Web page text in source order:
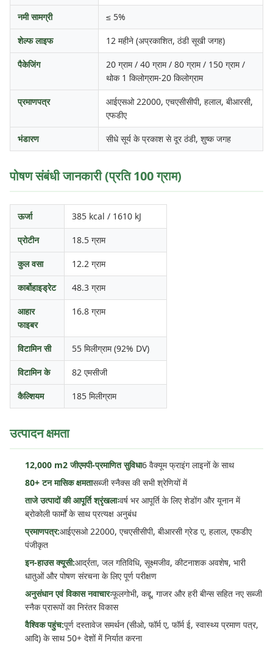
नमी सामग्री ≤ 5%
शेल्फ लाइफ 12 महीने (अप्रकाशित, ठंडी सूखी जगह)
पैकेजिंग
20 ग्राम / 40 ग्राम / 80 ग्राम / 150 ग्राम /
थोक 1 किलोग्राम-20 किलोग्राम
प्रमाणपत्र
आईएसओ 22000, एचएसीसीपी, हलाल, बीआरसी,
एफडीए
भंडारण सीधे सूर्य के प्रकाश से दूर ठंडी, शुष्क जगह
पोषण संबंधी जानकारी (प्रति 100 ग्राम)
ऊर्जा 385 kcal / 1610 kJ
प्रोटीन 18.5 ग्राम
कुल वसा 12.2 ग्राम
कार्बोहाइड्रेट 48.3 ग्राम
आहार
फाइबर
16.8 ग्राम
विटामिन सी 55 मिलीग्राम (92% DV)
विटामिन के 82 एमसीजी
कैल्शियम 185 मिलीग्राम
उत्पादन क्षमता
12,000 m2 जीएमपी-प्रमाणित सुविधा6 वैक्यूम फ्राइंग लाइनों के साथ
80+ टन मासिक क्षमतासब्जी स्नैक्स की सभी श्रेणियों में
ताजे उत्पादों की आपूर्ति श्रृंखलाःवर्ष भर आपूर्ति के लिए शेडोंग और यूनान में
ब्रोकोली फार्मों के साथ प्रत्यक्ष अनुबंध
प्रमाणपत्र:आईएसओ 22000, एचएसीसीपी, बीआरसी ग्रेड ए, हलाल, एफडीए
पंजीकृत
इन-हाउस क्यूसी:आर्द्रता, जल गतिविधि, सूक्ष्मजीव, कीटनाशक अवशेष, भारी
धातुओं और पोषण संरचना के लिए पूर्ण परीक्षण
अनुसंधान एवं विकास नवाचारःफूलगोभी, कद्दू, गाजर और हरी बीन्स सहित नए सब्जी
स्नैक प्रारूपों का निरंतर विकास
वैश्विक पहुंच:पूर्ण दस्तावेज समर्थन (सीओ, फॉर्म ए, फॉर्म ई, स्वास्थ्य प्रमाण पत्र,
आदि) के साथ 50+ देशों में निर्यात करना